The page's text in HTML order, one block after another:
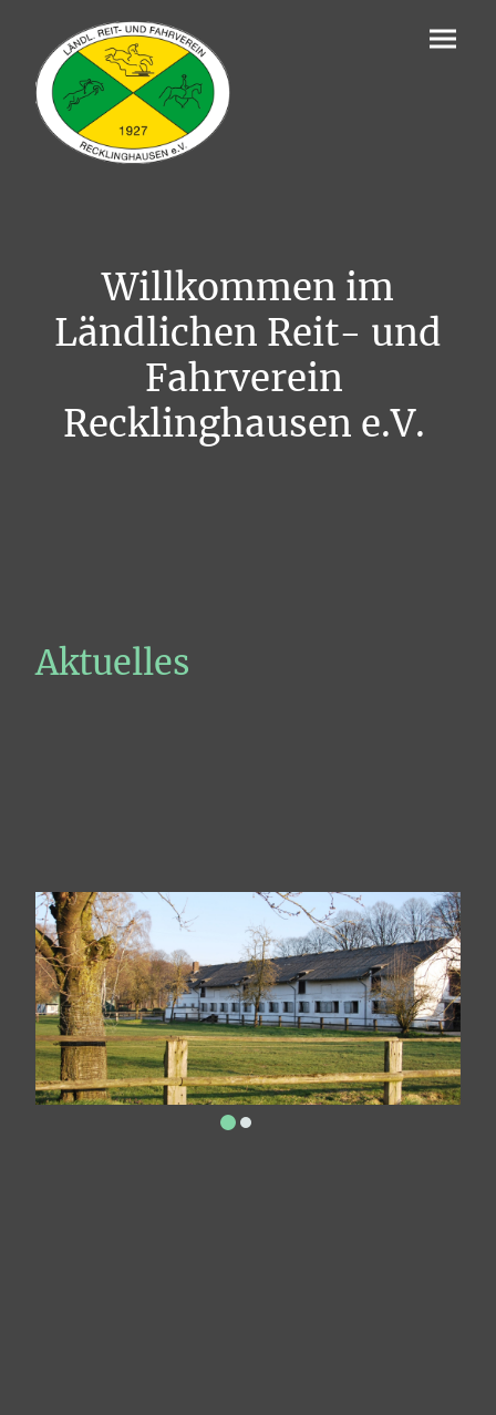
Willkommen im
Ländlichen Reit- und
Fahrverein
Recklinghausen e.V.
Aktuelles